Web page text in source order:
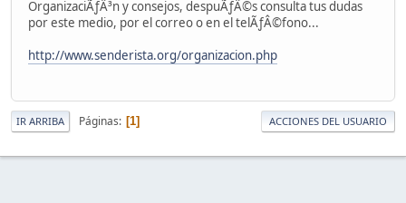
OrganizaciÃƒÂ³n y consejos, despuÃƒÂ©s consulta tus dudas
por este medio, por el correo o en el telÃƒÂ©fono...
http://www.senderista.org/organizacion.php
IR ARRIBA Páginas 1 ACCIONES DEL USUARIO